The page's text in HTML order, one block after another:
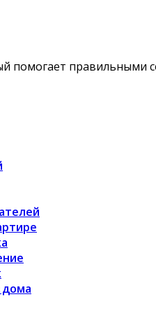
помогает правильными
дома